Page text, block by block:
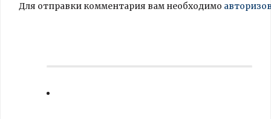
Для отправки комментария вам необходимо